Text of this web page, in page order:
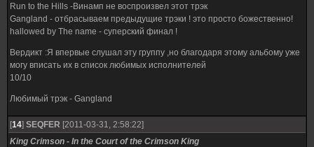
Run to the Hills -Винамп не воспроизвел этот трэк
Gangland - отбрасываем предыдущие трэки ! это просто божественно!
hallowed by The name - суперский финал !
Вердикт :Я впервые слушал эту группу ,но благодаря этому альбому уже
могу вписать их в список любимых исполнителей
10/10
Любимый трэк - Gangland
[14] SEQFER [2011-03-31, 2:58:22]
King Crimson - In the Court of the Crimson King